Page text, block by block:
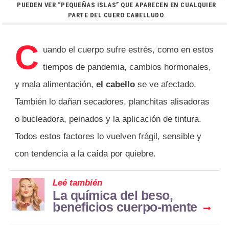
PUEDEN VER “PEQUEÑAS ISLAS” QUE APARECEN EN CUALQUIER
PARTE DEL CUERO CABELLUDO.
C uando el cuerpo sufre estrés, como en estos
tiempos de pandemia, cambios hormonales,
y mala alimentación, el cabello se ve afectado.
También lo dañan secadores, planchitas alisadoras
o bucleadora, peinados y la aplicación de tintura.
Todos estos factores lo vuelven frágil, sensible y
con tendencia a la caída por quiebre.
Leé también
La química del beso,
beneficios cuerpo-mente